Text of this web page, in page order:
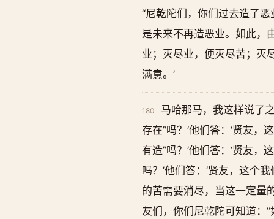
“尼乾陀们，你们过去造了
是未来不再造恶业。如此，
业；灭尽业，便灭尽苦；灭
满意。’
180
马哈那马，我这样说了
存在”吗？’他们答：‘贤友，
有造”吗？’他们答：‘贤友，
吗？’他们答：‘贤友，这个
的苦需要消尽，当这一定量
友们，你们尼乾陀可知道：“